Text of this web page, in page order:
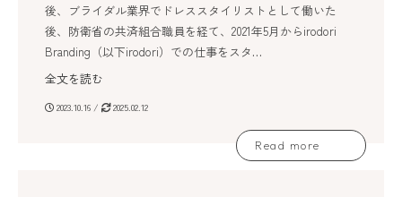
後、ブライダル業界でドレススタイリストとして働いた
後、防衛省の共済組合職員を経て、2021年5月からirodori
Branding（以下irodori）での仕事をスタ…
全文を読む
2023.10.16 / 2025.02.12
Read more